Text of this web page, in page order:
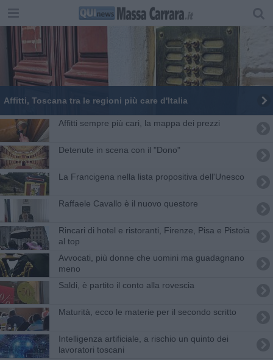
Affitti, Toscana tra le regioni più care d'Italia
Affitti sempre più cari, la mappa dei prezzi
Detenute in scena con il "Dono"
La Francigena nella lista propositiva dell'Unesco
Raffaele Cavallo è il nuovo questore
Rincari di hotel e ristoranti, Firenze, Pisa e Pistoia
al top
Avvocati, più donne che uomini ma guadagnano
meno
Saldi, è partito il conto alla rovescia
Maturità, ecco le materie per il secondo scritto
Intelligenza artificiale, a rischio un quinto dei
lavoratori toscani